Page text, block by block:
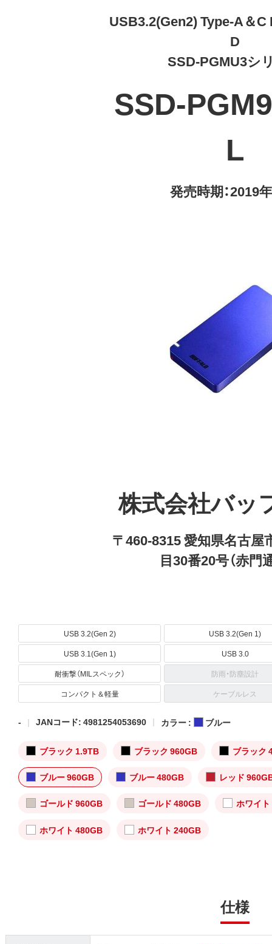
USB3.2(Gen2) Type-A＆
D
SSD-PGMU3シ
SSD-
L
発売時期：2019
株式会社バッ
〒460-8315 愛知県名古屋
目30番20号（赤門
USB 3.2(Gen 2)
USB 3.2(Gen 1)
USB 3.1(Gen 1)
USB 3.0
耐衝撃（MILスペック）
防雨・防塵設計
コンパクト＆軽量
ケーブルレス
- JANコード: 4981254053690 カラー : ブルー
ブラック 1.9TB ブラック 960GB ブラック
ブルー 960GB ブルー 480GB レッド
ゴールド 960GB ゴールド 480GB ホワイ
ホワイト 480GB ホワイト 240GB
仕様